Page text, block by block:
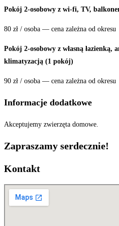
Pokój 2-osobowy z wi-fi, TV,
80 zł / osoba — cena zależna od okresu
Pokój 2-osobowy z własną
klimatyzacją (1 pokój)
90 zł / osoba — cena zależna od okresu
Informacje dodatkowe
Akceptujemy zwierzęta domowe.
Zapraszamy serdecznie!
Kontakt